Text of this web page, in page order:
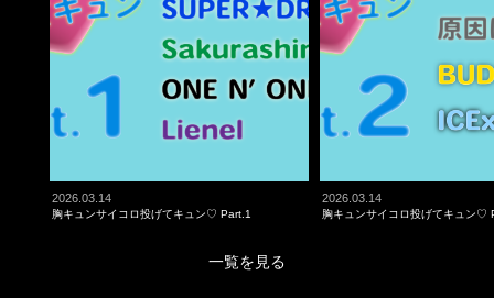
2026.03.14
胸キュンサイコロ投げてキュン♡ Part.1
2026.03.14
胸キュンサイコロ投げてキュン♡
一覧を見る